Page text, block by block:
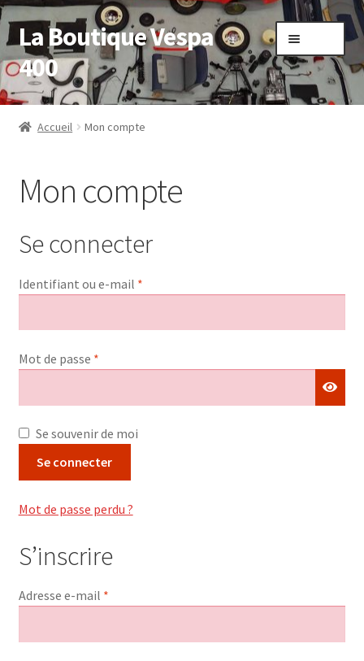
Aller
à
la
navigation
Aller
au
contenu
La Boutique Vespa
400
Accueil
Mon compte
Panier
Sample Page
Accueil Mon compte
Mon compte
Se connecter
Identifiant ou e-mail *Obligatoire
Mot de passe *Obligatoire
Se souvenir de moi
Se connecter
Mot de passe perdu ?
S’inscrire
Adresse e-mail *Obligatoire